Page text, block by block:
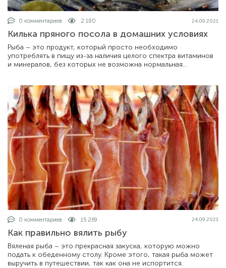
0 комментариев 2 180 24.09.2021
Килька пряного посола в домашних условиях
Рыба – это продукт, который просто необходимо
употреблять в пищу из-за наличия целого спектра витаминов
и минералов, без которых не возможна нормальная
0 комментариев 15 269 24.09.2021
Как правильно вялить рыбу
Вяленая рыба – это прекрасная закуска, которую можно
подать к обеденному столу. Кроме этого, такая рыба может
выручить в путешествии, так как она не испортится.